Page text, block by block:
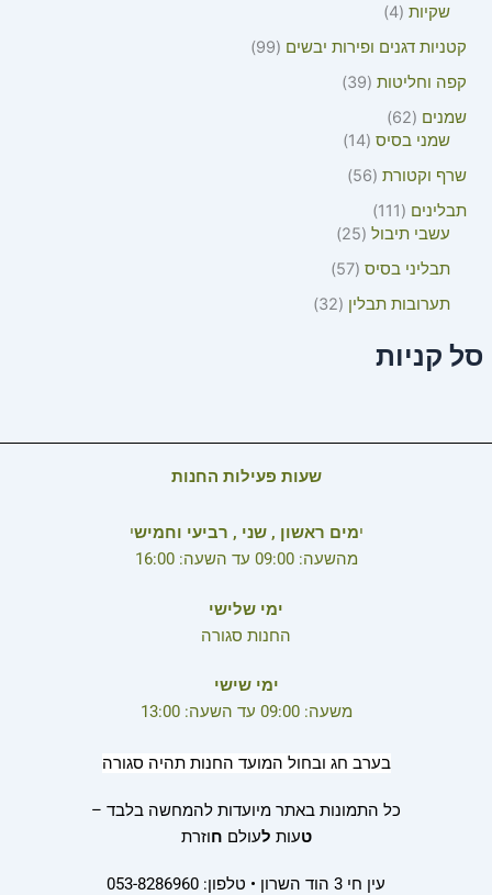
שקיות 4
קטניות דגנים ופירות יבשים
99
קפה וחליטות 39
שמנים
62
שמני בסיס 14
שרף וקטורת 56
תבלינים
111
עשבי תיבול 25
תבליני בסיס 57
תערובות תבלין
32
סל קניות
שעות פעילות החנות
ימים ראשון , שני , רביעי וחמישי
מהשעה: 09:00 עד השעה: 16:00
ימי שלישי
החנות סגורה
ימי שישי
משעה: 09:00 עד השעה: 13:00
בערב חג ובחול המועד החנות תהיה סגורה
כל התמונות באתר מיועדות להמחשה בלבד –
טעות לעולם חוזרת
עין חי 3 הוד השרון • טלפון: 053-8286960